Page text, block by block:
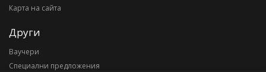
Карта на сайта
Други
Ваучери
Специални предложения